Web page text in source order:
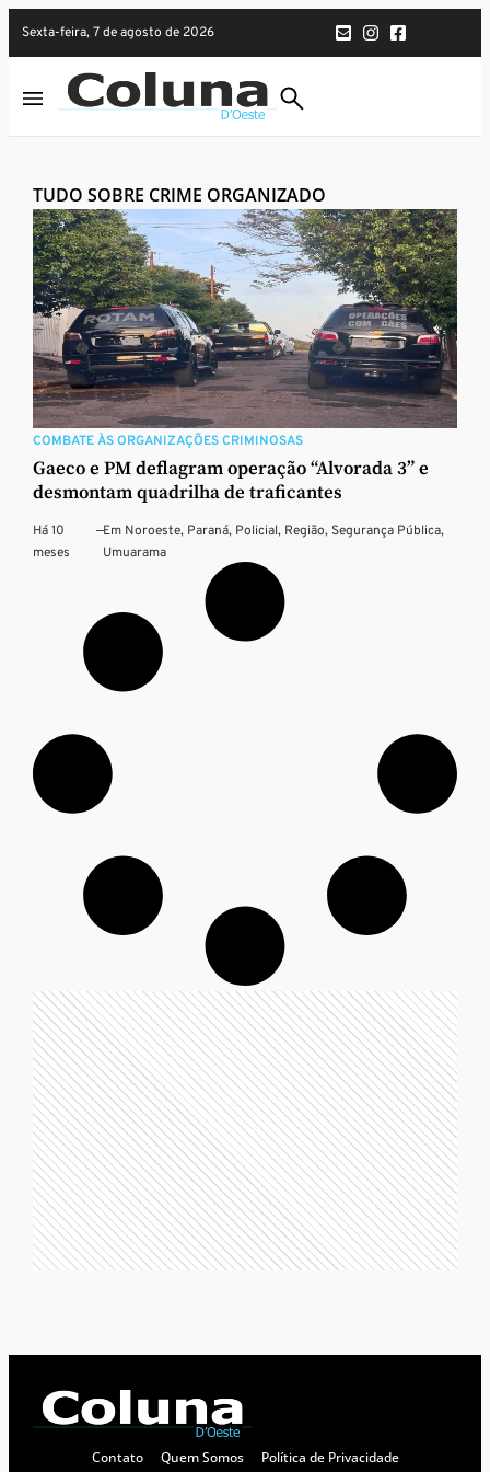
sexta-feira, 7 de agosto de 2026
TUDO SOBRE CRIME ORGANIZADO
COMBATE ÀS ORGANIZAÇÕES CRIMINOSAS
Gaeco e PM deflagram operação “Alvorada 3” e
desmontam quadrilha de traficantes
Há 10
meses
—Em Noroeste, Paraná, Policial, Região, Segurança Pública,
Umuarama
Contato Quem Somos Política de Privacidade